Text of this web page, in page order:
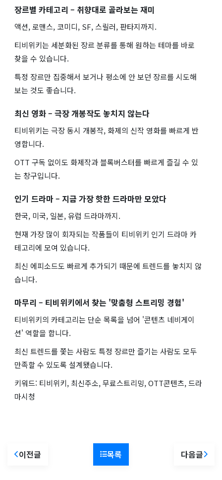
장르별 카테고리 – 취향대로 골라보는 재미
액션, 로맨스, 코미디, SF, 스릴러, 판타지까지.
티비위키는 세분화된 장르 분류를 통해 원하는 테마를 바로
찾을 수 있습니다.
특정 장르만 집중해서 보거나 평소에 안 보던 장르를 시도해
보는 것도 좋습니다.
최신 영화 – 극장 개봉작도 놓치지 않는다
티비위키는 극장 동시 개봉작, 화제의 신작 영화를 빠르게 반
영합니다.
OTT 구독 없이도 화제작과 블록버스터를 빠르게 즐길 수 있
는 창구입니다.
인기 드라마 – 지금 가장 핫한 드라마만 모았다
한국, 미국, 일본, 유럽 드라마까지.
현재 가장 많이 회자되는 작품들이 티비위키 인기 드라마 카
테고리에 모여 있습니다.
최신 에피소드도 빠르게 추가되기 때문에 트렌드를 놓치지 않
습니다.
마무리 – 티비위키에서 찾는 '맞춤형 스트리밍 경험'
티비위키의 카테고리는 단순 목록을 넘어 '콘텐츠 네비게이
션' 역할을 합니다.
최신 트렌드를 쫓는 사람도 특정 장르만 즐기는 사람도 모두
만족할 수 있도록 설계됐습니다.
키워드: 티비위키, 최신주소, 무료스트리밍, OTT콘텐츠, 드라
마시청
이전글 목록 다음글